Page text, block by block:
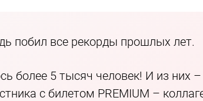
побил все рекорды прошлых лет.
более 5 тысяч человек! И из них
с билетом PREMIUM –